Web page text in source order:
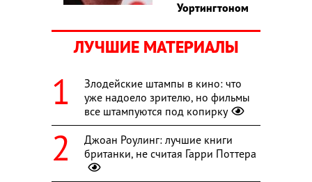
Уортингтоном
ЛУЧШИЕ МАТЕРИАЛЫ
Злодейские штампы в кино: что
уже надоело зрителю, но фильмы
все штампуются под копирку
Джоан Роулинг: лучшие книги
британки, не считая Гарри Поттера